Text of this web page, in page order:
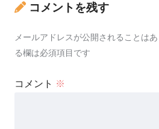
コメントを残す
メールアドレスが公開されることはあ
る欄は必須項目です
コメント ※